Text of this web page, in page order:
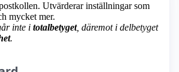
Utvärderar inställningar som
mycket mer.
inte i totalbetyget, däremot i delbetyget
.